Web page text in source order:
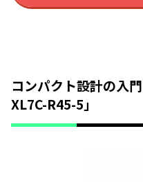
コンパクト設計の入
XL7C-R45-5」